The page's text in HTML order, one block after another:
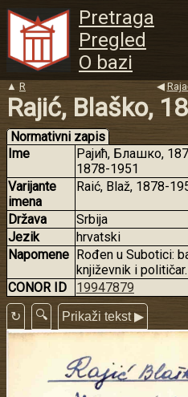
Pretraga
Pregled
O bazi
▲ R ◀
Rajić, Blaško,
Normativni zapis
Ime
Рајић, Блашко,
1878-1951
Varijante
imena
Raić, Blaž, 1878-
Država
Srbija
Jezik
hrvatski
Napomene Rođen u Subotici:
književnik i političar.
CONOR ID
19947879